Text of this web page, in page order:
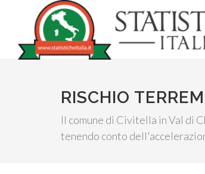
RISCHIO
Il comune di Civitella in Val di
tenendo conto